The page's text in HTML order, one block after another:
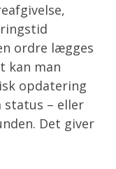
ordre lægges
kan man
opdatering
status – eller
Det giver